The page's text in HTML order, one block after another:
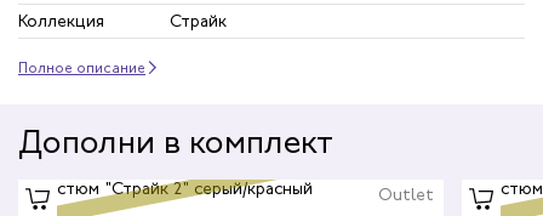
Коллекция
Страйк
Полное описание
Дополни в комплект
Outlet